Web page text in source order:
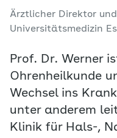
Ärztlicher Direktor
Universitätsmedizin
Prof. Dr. Werner
Ohrenheilkunde
Wechsel ins
unter anderem
Klinik für Hals-,